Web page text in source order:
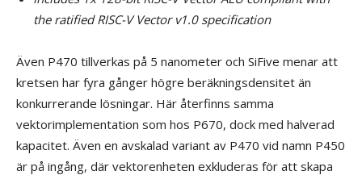
the ratified RISC-V Vector v1.0 specification
Även P470 tillverkas på 5 nanometer och SiFive menar att
kretsen har fyra gånger högre beräkningsdensitet än
konkurrerande lösningar. Här återfinns samma
vektorimplementation som hos P670, dock med halverad
kapacitet. Även en avskalad variant av P470 vid namn P450
är på ingång, där vektorenheten exkluderas för att skapa